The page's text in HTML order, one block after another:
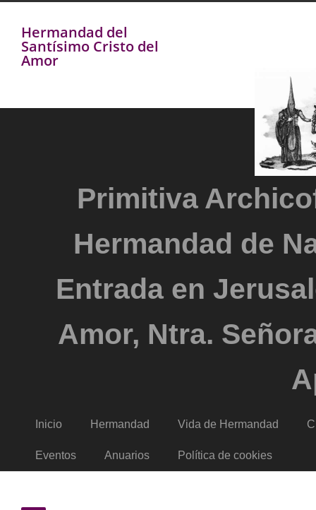
Hermandad del
Santísimo Cristo del
Amor
Primitiva
Hermandad de
Entrada en
Amor, Ntra.
Inicio Hermandad Vida de Hermandad
Eventos Anuarios Política de cookies